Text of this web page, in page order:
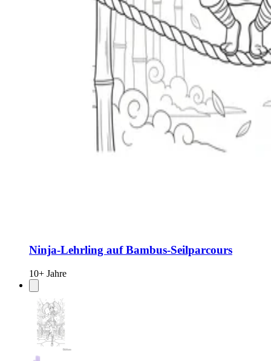
Ninja-Lehrling auf Bambus-Seilparcours
10+ Jahre